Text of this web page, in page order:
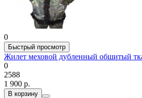
0
Быстрый просмотр
Жилет меховой дубленный обшитый
0
2588
1 900 р.
В корзину